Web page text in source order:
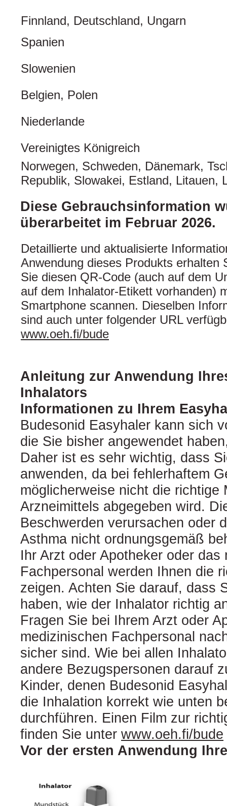
Finnland, Deutschland, Ungarn
Spanien
Slowenien
Belgien, Polen
Niederlande
Vereinigtes Königreich
Norwegen, Schweden, Dänemark,
Republik, Slowakei, Estland, Litauen,
Diese Gebrauchsinformation
überarbeitet im Februar 2026.
Detaillierte und aktualisierte
Anwendung dieses Produkts erhalten
Sie diesen QR-Code (auch auf dem
auf dem Inhalator-Etikett vorhanden)
Smartphone scannen. Dieselben
sind auch unter folgender URL
www.oeh.fi/bude
Anleitung zur Anwendung
Inhalators
Informationen zu Ihrem
Budesonid Easyhaler kann sich
die Sie bisher angewendet
Daher ist es sehr wichtig, dass
anwenden, da bei fehlerhaftem
möglicherweise nicht die richtige
Arzneimittels abgegeben wird.
Beschwerden verursachen oder
Asthma nicht ordnungsgemäß
Ihr Arzt oder Apotheker oder das
Fachpersonal werden Ihnen die
zeigen. Achten Sie darauf, dass
haben, wie der Inhalator richtig
Fragen Sie bei Ihrem Arzt oder
medizinischen Fachpersonal
sicher sind. Wie bei allen
andere Bezugspersonen darauf
Kinder, denen Budesonid
die Inhalation korrekt wie unten
durchführen. Einen Film zur
finden Sie unter www.oeh.fi/bude
Vor der ersten Anwendung